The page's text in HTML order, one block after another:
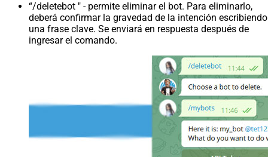
“/deletebot " - permite eliminar el bot. Para eliminarlo,
deberá confirmar la gravedad de la intención escribiendo
una frase clave. Se enviará en respuesta después de
ingresar el comando.